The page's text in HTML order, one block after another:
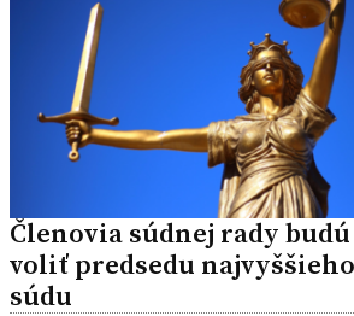
Členovia súdnej rady
voliť predsedu
súdu